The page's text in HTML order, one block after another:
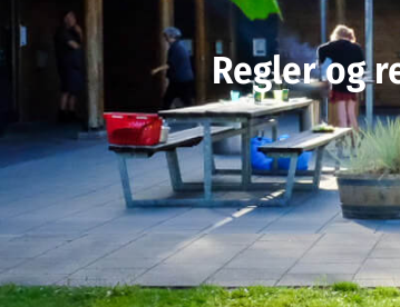
Regler og